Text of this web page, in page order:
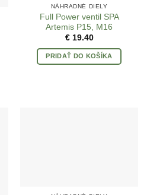
NÁHRADNÉ DIELY
Full Power ventil SPA
Artemis P15, M16
€19.40
PRIDAŤ DO KOŠÍKA